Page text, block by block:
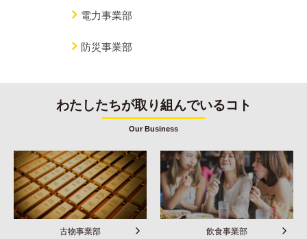
電力事業部
防災事業部
わたしたちが取り組んでいるコト
Our Business
古物事業部 飲食事業部